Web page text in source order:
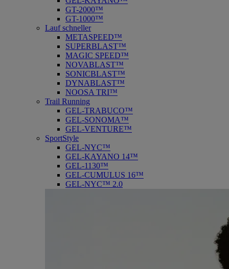
GT-2000™
GT-1000™
Lauf schneller
METASPEED™
SUPERBLAST™
MAGIC SPEED™
NOVABLAST™
SONICBLAST™
DYNABLAST™
NOOSA TRI™
Trail Running
GEL-TRABUCO™
GEL-SONOMA™
GEL-VENTURE™
SportStyle
GEL-NYC™
GEL-KAYANO 14™
GEL-1130™
GEL-CUMULUS 16™
GEL-NYC™ 2.0